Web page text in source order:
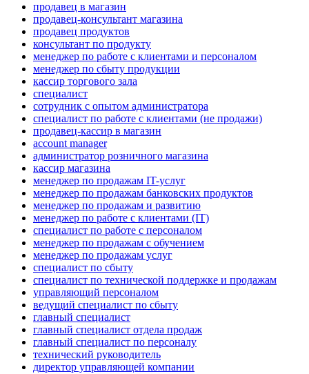
продавец в магазин
продавец-консультант магазина
продавец продуктов
консультант по продукту
менеджер по работе с клиентами и персоналом
менеджер по сбыту продукции
кассир торгового зала
специалист
сотрудник с опытом администратора
специалист по работе с клиентами (не продажи)
продавец-кассир в магазин
account manager
администратор розничного магазина
кассир магазина
менеджер по продажам IT-услуг
менеджер по продажам банковских продуктов
менеджер по продажам и развитию
менеджер по работе с клиентами (IT)
специалист по работе с персоналом
менеджер по продажам с обучением
менеджер по продажам услуг
специалист по сбыту
специалист по технической поддержке и продажам
управляющий персоналом
ведущий специалист по сбыту
главный специалист
главный специалист отдела продаж
главный специалист по персоналу
технический руководитель
директор управляющей компании